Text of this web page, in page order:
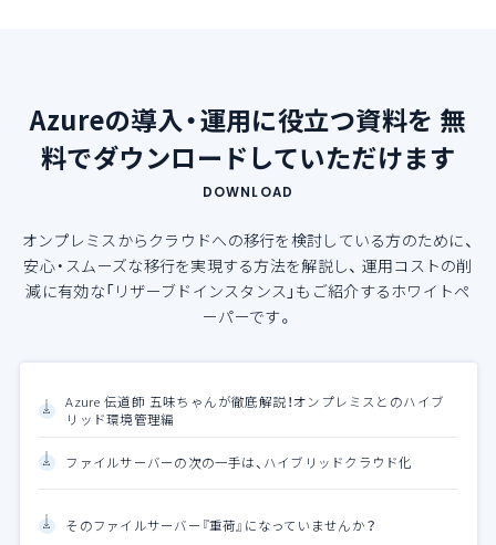
Azureの導入・運用に役立つ資料を 無
料でダウンロードしていただけます
DOWNLOAD
オンプレミスからクラウドへの移行を検討している方のために、
安心・スムーズな移行を実現する方法を解説し、 運用コストの削
減に有効な「リザーブドインスタンス」もご紹介するホワイトペ
ーパーです。
Azure 伝道師 五味ちゃんが徹底解説！オンプレミスとのハイブ
リッド環境管理編
ファイルサーバーの次の一手は、ハイブリッドクラウド化
そのファイルサーバー『重荷』になっていませんか？